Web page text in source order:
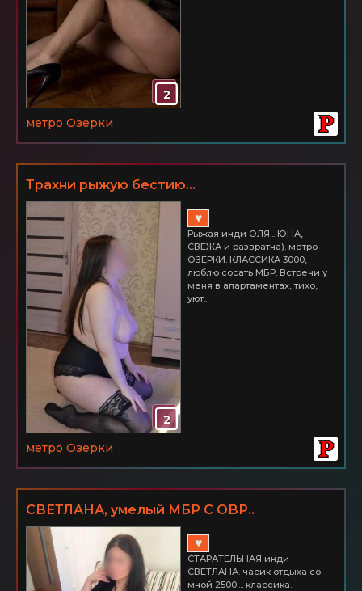
2
метро Озерки
Трахни рыжую бестию...
2
♥
Рыжая инди ОЛЯ... ЮНА,
СВЕЖА и развратна). метро
ОЗЕРКИ. КЛАССИКА 3000,
люблю сосать МБР. Встречи у
меня в апартаментах, тихо,
уют...
метро Озерки
СВЕТЛАНА, умелый МБР С ОВР..
♥
СТАРАТЕЛЬНАЯ инди
СВЕТЛАНА. часик отдыха со
мной 2500.... классика.